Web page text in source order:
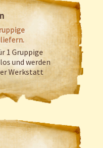
1 Gruppige
und werden
Werkstatt